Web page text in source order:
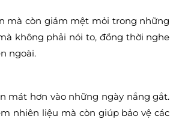
mà còn giảm mệt mỏi trong những
không phải nói to, đồng thời nghe
ngoài.
mát hơn vào những ngày nắng gắt.
nhiên liệu mà còn giúp bảo vệ các